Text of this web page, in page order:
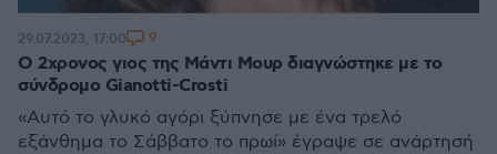
Ο 2χρονος γιος της Μάντι Μουρ διαγνώστηκε με το
σύνδρομο Gianotti-Crosti
«Αυτό το γλυκό αγόρι ξύπνησε με ένα τρελό
εξάνθημα το Σάββατο το πρωί» έγραψε σε ανάρτησή
29.07.2023, 17:00 9